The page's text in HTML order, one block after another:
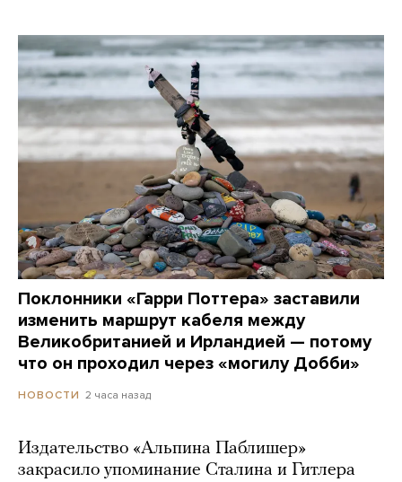
Поклонники «Гарри Поттера» заставили
изменить маршрут кабеля между
Великобританией и Ирландией — потому
что он проходил через «могилу Добби»
НОВОСТИ 2 часа назад
Издательство «Альпина Паблишер»
закрасило упоминание Сталина и Гитлера